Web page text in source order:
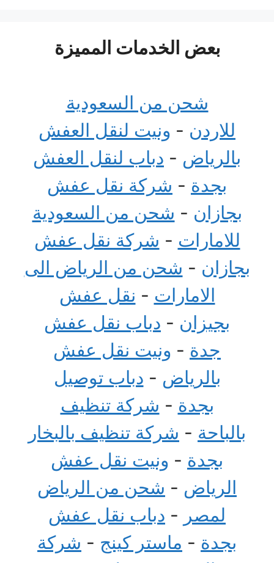
بعض الخدمات المميزة
شحن من السعودية
للاردن - ونيت لنقل العفش
بالرياض - دباب لنقل العفش
بجدة - شركة نقل عفش
بجازان - شحن من السعودية
للامارات - شركة نقل عفش
بجازان - شحن من الرياض الى
الامارات - نقل عفش
بجيزان - دباب نقل عفش
جدة - ونيت نقل عفش
بالرياض - دباب توصيل
بجدة - شركة تنظيف
بالباحة - شركة تنظيف بالبخار
بجدة - ونيت نقل عفش
الرياض - شحن من الرياض
لمصر - دباب نقل عفش
بجدة - ماستر كينج - شركة